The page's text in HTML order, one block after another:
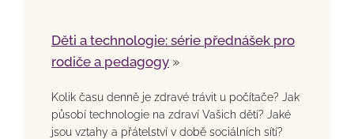
Děti a technologie: série přednášek pro
rodiče a pedagogy »
Kolik času denně je zdravé trávit u počítače? Jak
působí technologie na zdraví Vašich dětí? Jaké
jsou vztahy a přátelství v době sociálních sítí?